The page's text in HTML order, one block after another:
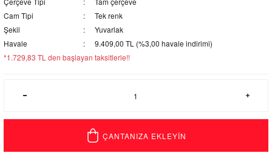
Cam Tipi
Tek renk
Şekil
Yuvarlak
Havale
9.409,00 TL (%3,00 havale indirimi)
*1.729,83 TL den başlayan taksitlerle!!
ÇANTANIZA EKLEYİN